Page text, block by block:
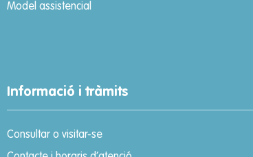
Model assistencial
Informació i tràmits
Consultar o visitar-se